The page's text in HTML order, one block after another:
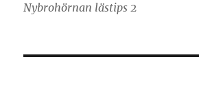
Nybrohörnan lästips 2